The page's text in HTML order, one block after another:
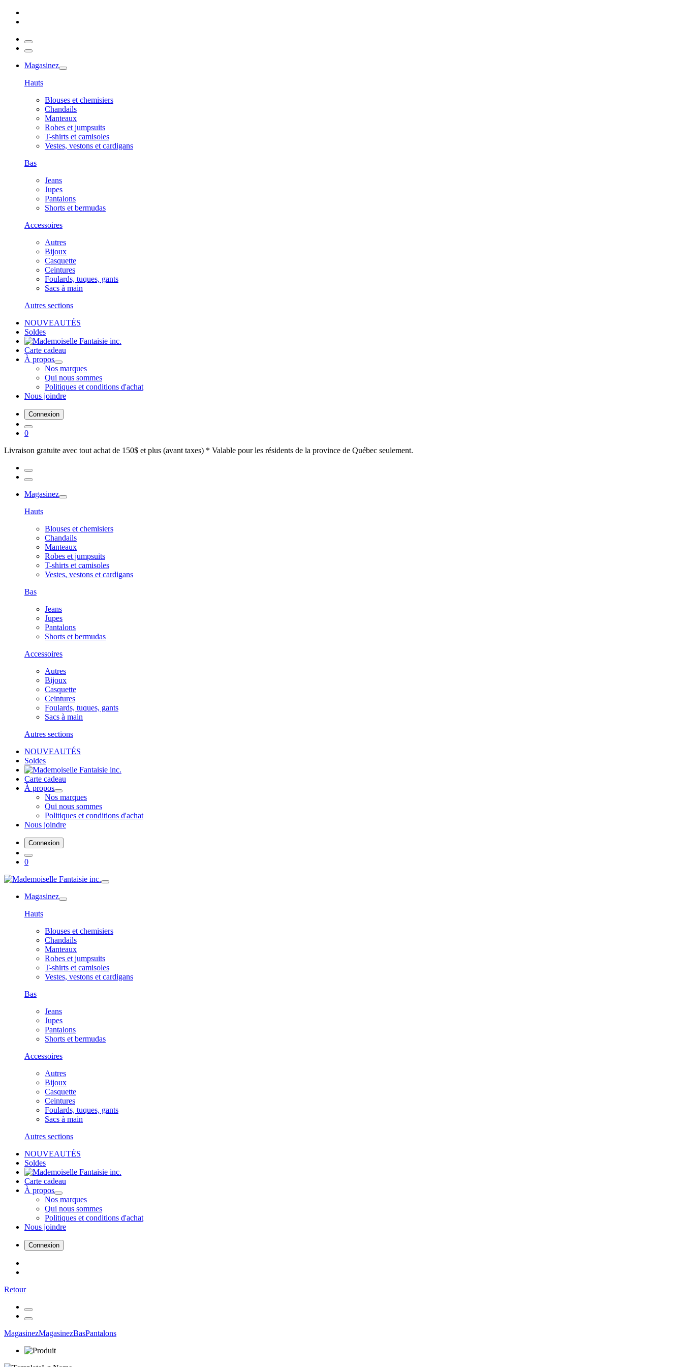
Magasinez
Hauts
Blouses et chemisiers
Chandails
Manteaux
Robes et jumpsuits
T-shirts et camisoles
Vestes, vestons et cardigans
Bas
Jeans
Jupes
Pantalons
Shorts et bermudas
Accessoires
Autres
Bijoux
Casquette
Ceintures
Foulards, tuques, gants
Sacs à main
Autres sections
NOUVEAUTÉS
Soldes
Carte cadeau
À propos
Nos marques
Qui nous sommes
Politiques et conditions d'achat
Nous joindre
Connexion
0
Livraison gratuite avec tout achat de 150$ et plus (avant taxes) * Valable pour les résidents de la province de Québec seulement.
Magasinez
Hauts
Blouses et chemisiers
Chandails
Manteaux
Robes et jumpsuits
T-shirts et camisoles
Vestes, vestons et cardigans
Bas
Jeans
Jupes
Pantalons
Shorts et bermudas
Accessoires
Autres
Bijoux
Casquette
Ceintures
Foulards, tuques, gants
Sacs à main
Autres sections
NOUVEAUTÉS
Soldes
Carte cadeau
À propos
Nos marques
Qui nous sommes
Politiques et conditions d'achat
Nous joindre
Connexion
0
Magasinez
Hauts
Blouses et chemisiers
Chandails
Manteaux
Robes et jumpsuits
T-shirts et camisoles
Vestes, vestons et cardigans
Bas
Jeans
Jupes
Pantalons
Shorts et bermudas
Accessoires
Autres
Bijoux
Casquette
Ceintures
Foulards, tuques, gants
Sacs à main
Autres sections
NOUVEAUTÉS
Soldes
Carte cadeau
À propos
Nos marques
Qui nous sommes
Politiques et conditions d'achat
Nous joindre
Connexion
Retour
MagasinezMagasinezBasPantalons